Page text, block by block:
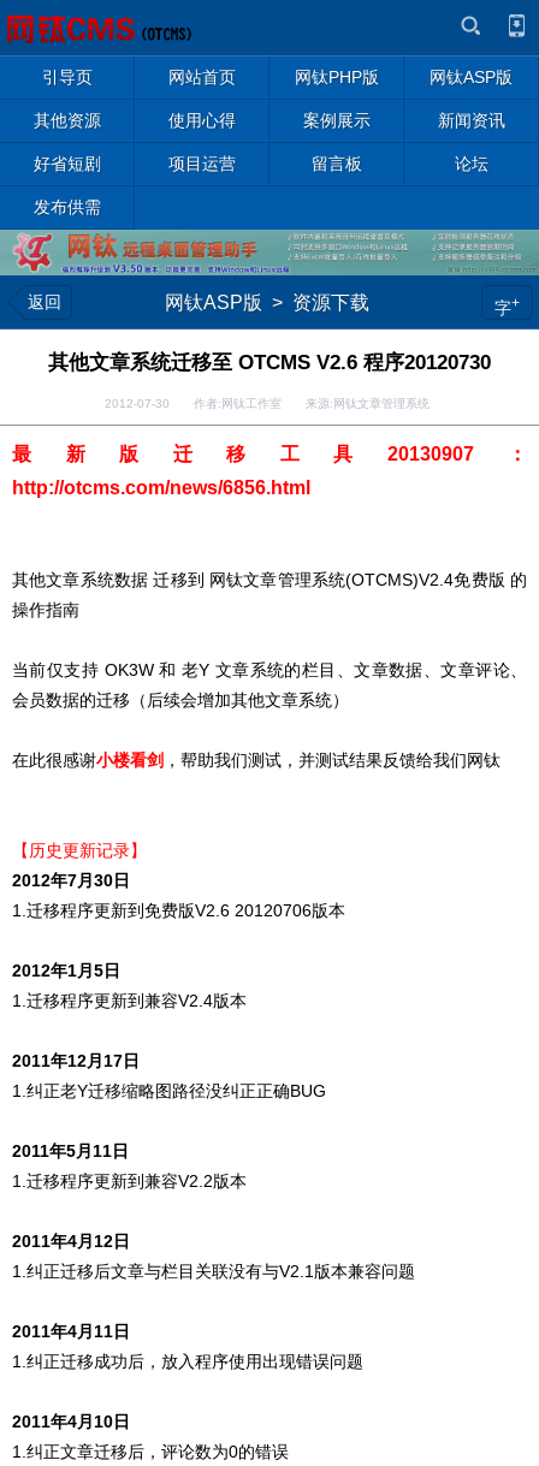
引导页 网站首页 网钛PHP版 网钛ASP版
其他资源 使用心得 案例展示 新闻资讯
好省短剧 项目运营 留言板 论坛
发布供需
返回 网钛ASP版 > 资源下载 字+
其他文章系统迁移至 OTCMS V2.6 程序20120730
2012-07-30 作者:网钛工作室 来源:网钛文章管理系统
最新版迁移工具20130907：
http://otcms.com/news/6856.html
其他文章系统数据 迁移到 网钛文章管理系统(OTCMS)V2.4免费版 的
操作指南
当前仅支持 OK3W 和 老Y 文章系统的栏目、文章数据、文章评论、
会员数据的迁移（后续会增加其他文章系统）
在此很感谢小楼看剑 ，帮助我们测试，并测试结果反馈给我们网钛
【历史更新记录】
2012年7月30日
1.迁移程序更新到免费版V2.6 20120706版本
2012年1月5日
1.迁移程序更新到兼容V2.4版本
2011年12月17日
1.纠正老Y迁移缩略图路径没纠正正确BUG
2011年5月11日
1.迁移程序更新到兼容V2.2版本
2011年4月12日
1.纠正迁移后文章与栏目关联没有与V2.1版本兼容问题
2011年4月11日
1.纠正迁移成功后，放入程序使用出现错误问题
2011年4月10日
1.纠正文章迁移后，评论数为0的错误